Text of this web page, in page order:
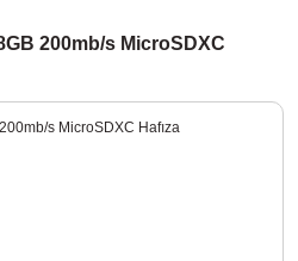
200mb/s MicroSDXC